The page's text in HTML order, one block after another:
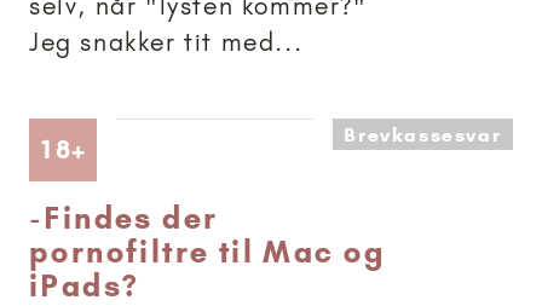
Jeg snakker tit med...
18+ Artikler anbefalet til 18+Brevkassesvar
-Findes der
pornofiltre til Mac og
iPads?